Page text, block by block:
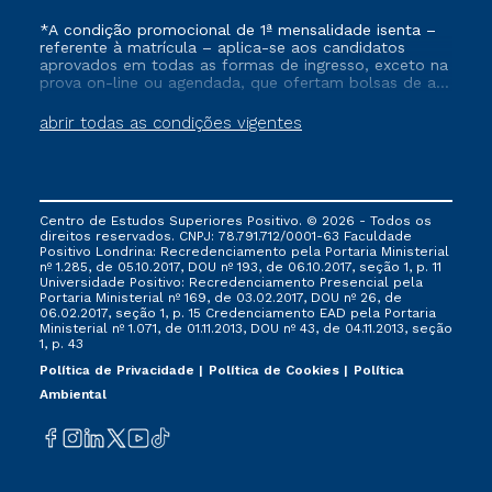
abrir todas as condições vigentes
*A condição promocional de 1ª mensalidade isenta –
referente à matrícula – aplica-se aos candidatos
aprovados em todas as formas de ingresso, exceto na
prova on-line ou agendada, que ofertam bolsas de até
vigente, que ainda não tenham efetivado e/ou não
tenham cancelado ou trancado sua matrícula em uma
via FIES, Prouni e outros programas governamentais, e
não se acumula com nenhuma outra campanha
ofertada pela Instituição.
Centro de Estudos Superiores Positivo. © 2026 - Todos os
direitos reservados. CNPJ: 78.791.712/0001-63 Faculdade
Positivo Londrina: Recredenciamento pela Portaria Ministerial
nº 1.285, de 05.10.2017, DOU nº 193, de 06.10.2017, seção 1, p. 11
Universidade Positivo: Recredenciamento Presencial ​pela
Portaria Ministerial nº 169, de 03.02.2017, DOU nº 26, de
06.02.2017, seção 1, p. 15 Credenciamento EAD pela Portaria
Ministerial nº 1.071, de 01.11.2013, DOU nº 43, de 04.11.2013, seção
1, p. 43
Política de Privacidade
Política de Cookies
Política
Ambiental